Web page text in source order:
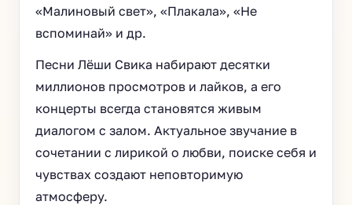
«Малиновый свет», «Плакала», «Не
вспоминай» и др.
Песни Лёши Свика набирают десятки
миллионов просмотров и лайков, а его
концерты всегда становятся живым
диалогом с залом. Актуальное звучание в
сочетании с лирикой о любви, поиске себя и
чувствах создают неповторимую
атмосферу.